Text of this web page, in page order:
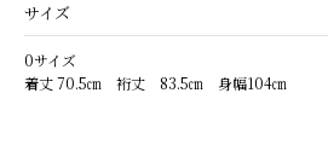
サイズ
0サイズ
着丈 70.5㎝ 裄丈 83.5㎝ 身幅104㎝